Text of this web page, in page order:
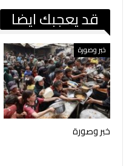
قد يعجبك ايضا
خبر وصورة
خبر وصورة